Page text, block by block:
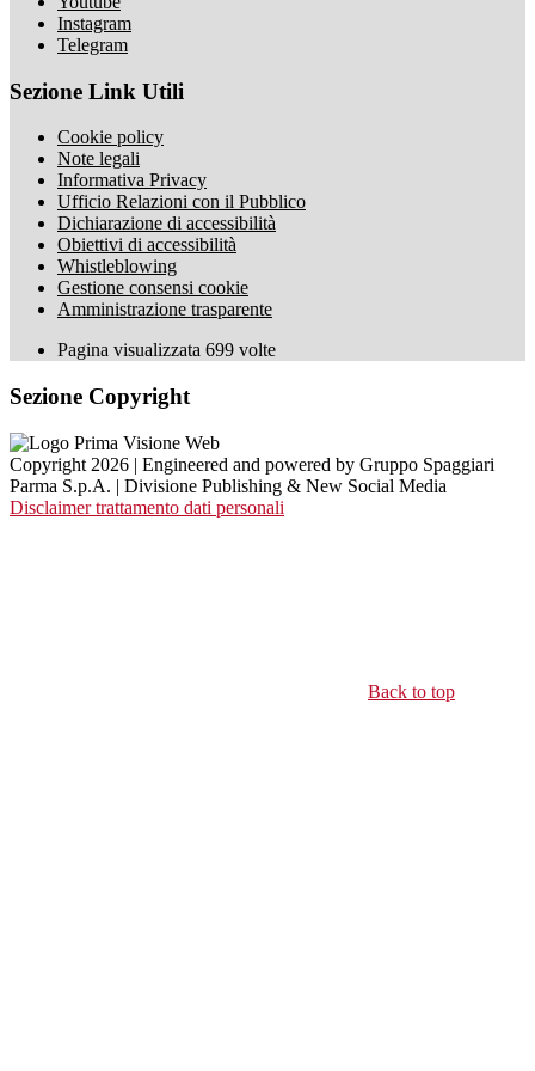
Instagram
Telegram
Sezione Link Utili
Cookie policy
Note legali
Informativa Privacy
Ufficio Relazioni con il Pubblico
Dichiarazione di accessibilità
Obiettivi di accessibilità
Whistleblowing
Gestione consensi cookie
Amministrazione trasparente
Pagina visualizzata 699 volte
Sezione Copyright
Copyright 2026 | Engineered and powered by Gruppo Spaggiari
Parma S.p.A. | Divisione Publishing & New Social Media
Disclaimer trattamento dati personali
Back to top